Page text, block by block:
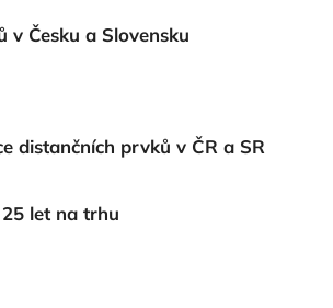
v Česku a Slovensku
distančních prvků v ČR a SR
let na trhu